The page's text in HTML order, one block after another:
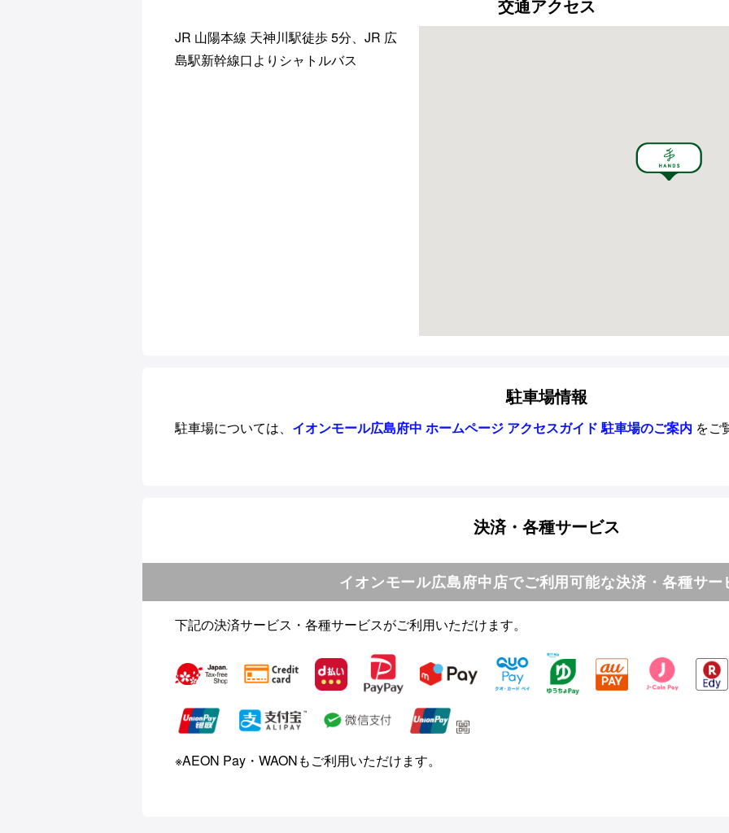
交通アクセス
JR 山陽本線 天神川駅徒歩 5分、JR 広
島駅新幹線口よりシャトルバス
駐車場情報
駐車場については、 イオンモール広島府中 ホームページ アクセスガイド 駐車場のご案内 をご
決済・各種サービス
イオンモール広島府中店でご利用可能な決済・各種サー
下記の決済サービス・各種サービスがご利用いただけます。
※AEON Pay・WAONもご利用いただけます。